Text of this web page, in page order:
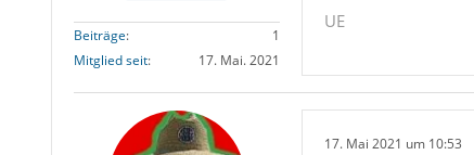
Beiträge
1
Mitglied seit
17. Mai. 2021
UE
17. Mai 2021 um 10:53